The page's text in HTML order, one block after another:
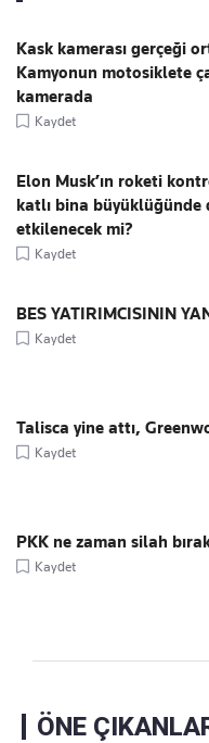
Kask kamerası gerçeği
Kamyonun motosiklete
kamerada
Kaydet
Elon Musk’ın roketi
katlı bina büyüklüğünde
etkilenecek mi?
Kaydet
BES YATIRIMCISININ
Kaydet
Talisca yine attı,
Kaydet
PKK ne zaman silah
Kaydet
ÖNE